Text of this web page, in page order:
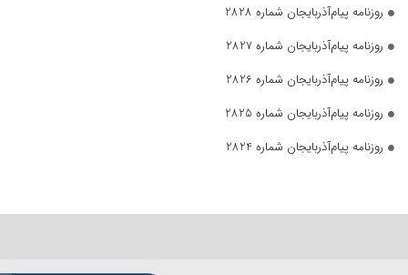
روزنامه پیام‌آذربایجان شماره 2828
روزنامه پیام‌آذربایجان شماره 2827
روزنامه پیام‌آذربایجان شماره 2826
روزنامه پیام‌آذربایجان شماره 2825
روزنامه پیام‌آذربایجان شماره 2824